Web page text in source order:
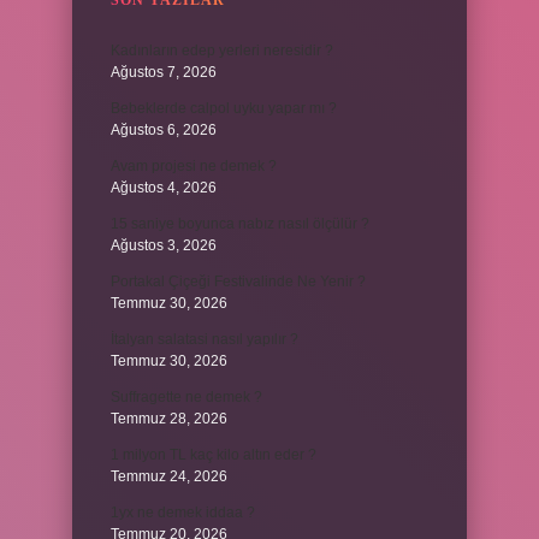
Ağustos 7, 2026
Ağustos 6, 2026
Ağustos 4, 2026
Ağustos 3, 2026
Temmuz 30, 2026
Temmuz 30, 2026
Temmuz 28, 2026
Temmuz 24, 2026
Temmuz 20, 2026